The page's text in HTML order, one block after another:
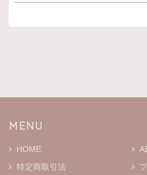
本日届きました 丁寧なメッセ
はとても可愛らしいです 大切に
MENU
HOME
特定商取引法